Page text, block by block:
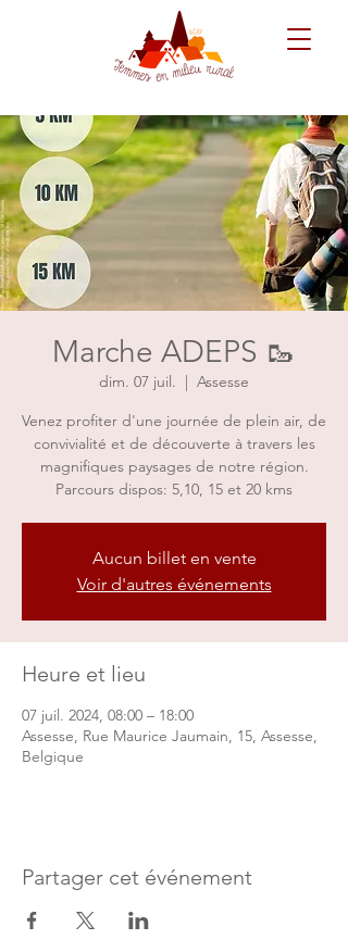
Marche ADEPS 🥾
dim. 07 juil.
  |
Assesse
Venez profiter d'une journée de plein air, de
convivialité et de découverte à travers les
magnifiques paysages de notre région.
Parcours dispos: 5,10, 15 et 20 kms
Aucun billet en vente
Voir d'autres événements
Heure et lieu
07 juil. 2024, 08:00 – 18:00
Assesse, Rue Maurice Jaumain, 15, Assesse,
Belgique
Partager cet événement